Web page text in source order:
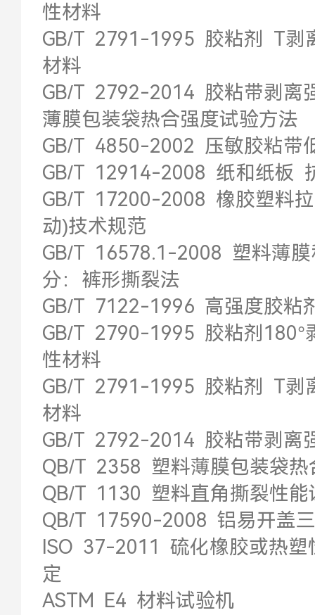
性材料
GB/T 2791-1995 胶粘剂 T剥
材料
GB/T 2792-2014 胶粘带剥离
薄膜包装袋热合强度试验方法
GB/T 4850-2002 压敏胶粘带
GB/T 12914-2008 纸和纸板
GB/T 17200-2008 橡胶塑料
动)技术规范
GB/T 16578.1-2008 塑料薄
分：裤形撕裂法
GB/T 7122-1996 高强度胶粘
GB/T 2790-1995 胶粘剂180°
性材料
GB/T 2791-1995 胶粘剂 T剥
材料
GB/T 2792-2014 胶粘带剥离
QB/T 2358 塑料薄膜包装袋
QB/T 1130 塑料直角撕裂性
QB/T 17590-2008 铝易开盖
ISO 37-2011 硫化橡胶或热
定
ASTM E4 材料试验机